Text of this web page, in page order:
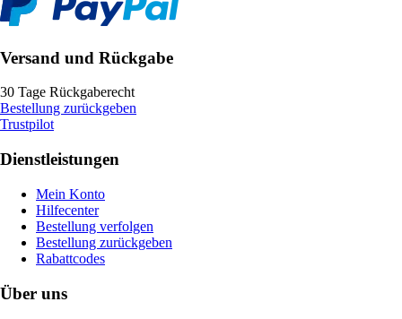
Versand und Rückgabe
30 Tage Rückgaberecht
Bestellung zurückgeben
Trustpilot
Dienstleistungen
Mein Konto
Hilfecenter
Bestellung verfolgen
Bestellung zurückgeben
Rabattcodes
Über uns